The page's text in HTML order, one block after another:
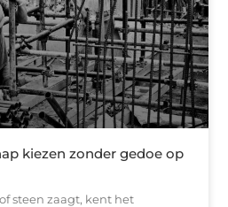
kiezen zonder gedoe op
steen zaagt, kent het